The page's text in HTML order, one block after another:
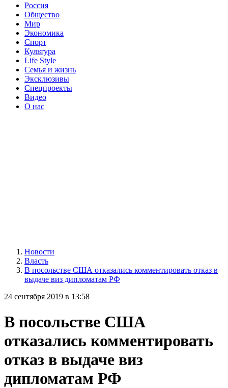
Россия
Общество
Мир
Экономика
Спорт
Культура
Life Style
Семья и жизнь
Эксклюзивы
Спецпроекты
Видео
О нас
Новости
Власть
В посольстве США отказались комментировать отказ в
выдаче виз дипломатам РФ
24 сентября 2019 в 13:58
В посольстве США
отказались комментировать
отказ в выдаче виз
дипломатам РФ